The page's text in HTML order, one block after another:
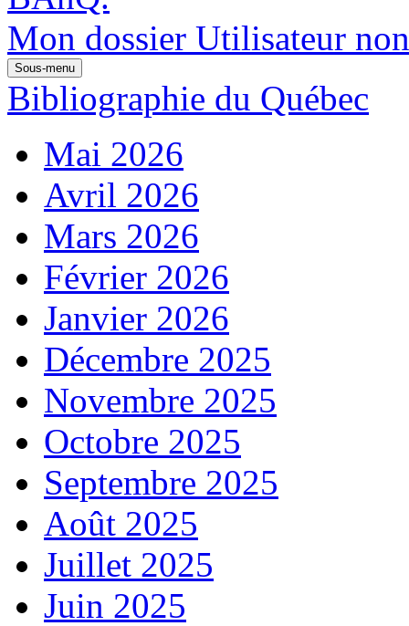
Mon dossier Utilisateur
Sous-menu
Bibliographie du Québec
Mai 2026
Avril 2026
Mars 2026
Février 2026
Janvier 2026
Décembre 2025
Novembre 2025
Octobre 2025
Septembre 2025
Août 2025
Juillet 2025
Juin 2025